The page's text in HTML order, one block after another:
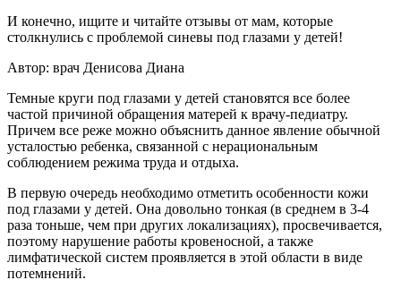
И конечно, ищите и читайте отзывы от мам, которые
столкнулись с проблемой синевы под глазами у детей!
Автор: врач Денисова Диана
Темные круги под глазами у детей становятся все более
частой причиной обращения матерей к врачу-педиатру.
Причем все реже можно объяснить данное явление обычной
усталостью ребенка, связанной с нерациональным
соблюдением режима труда и отдыха.
В первую очередь необходимо отметить особенности кожи
под глазами у детей. Она довольно тонкая (в среднем в 3-4
раза тоньше, чем при других локализациях), просвечивается,
поэтому нарушение работы кровеносной, а также
лимфатической систем проявляется в этой области в виде
потемнений.